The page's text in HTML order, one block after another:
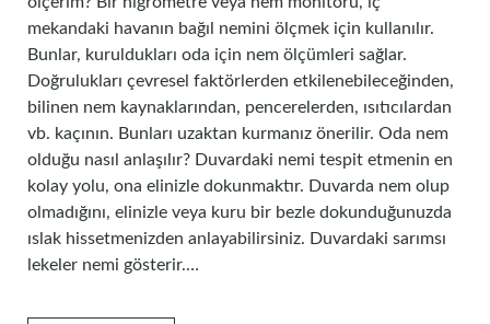
mekandaki havanın bağıl nemini ölçmek için kullanılır.
Bunlar, kuruldukları oda için nem ölçümleri sağlar.
Doğrulukları çevresel faktörlerden etkilenebileceğinden,
bilinen nem kaynaklarından, pencerelerden, ısıtıcılardan
vb. kaçının. Bunları uzaktan kurmanız önerilir. Oda nem
olduğu nasıl anlaşılır? Duvardaki nemi tespit etmenin en
kolay yolu, ona elinizle dokunmaktır. Duvarda nem olup
olmadığını, elinizle veya kuru bir bezle dokunduğunuzda
ıslak hissetmenizden anlayabilirsiniz. Duvardaki sarımsı
lekeler nemi gösterir.…